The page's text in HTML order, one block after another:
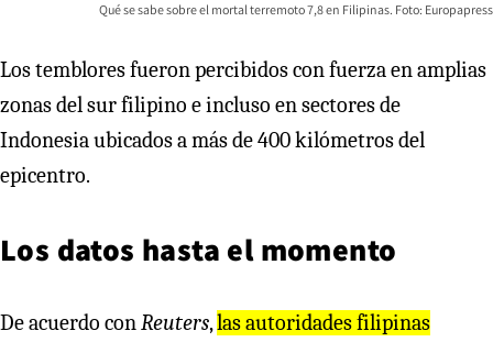
Qué se sabe sobre el mortal terremoto 7,8 en Filipinas. Foto: Europapress
Los temblores fueron percibidos con fuerza en amplias
zonas del sur filipino e incluso en sectores de
Indonesia ubicados a más de 400 kilómetros del
epicentro.
Los datos hasta el momento
De acuerdo conReuters,las autoridades filipinas